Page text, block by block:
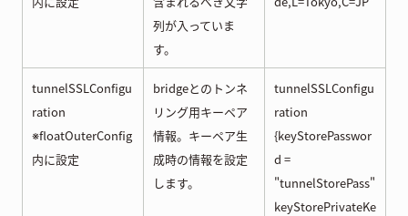
列が入っていま
す。
tunnelSSLConfigu
ration
※floatOuterConfig
内に設定
bridgeとのトンネ
リング用キーペア
情報。キーペア生
成時の情報を設定
します。
tunnelSSLConfigu
ration
{keyStorePasswor
d =
"tunnelStorePass"
keyStorePrivateKe